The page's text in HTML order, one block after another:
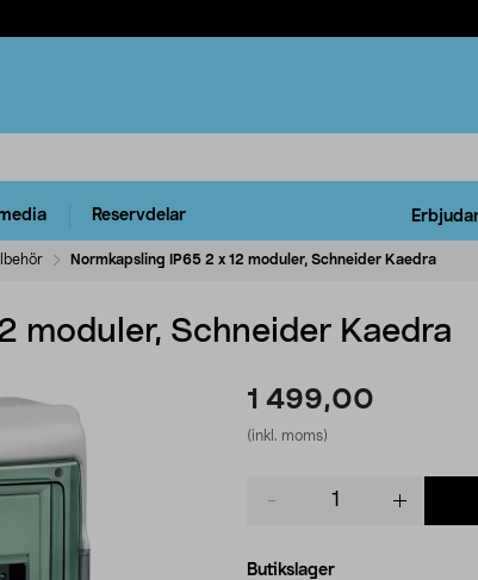
Reservdelar
Normkapsling IP65 2 x 12 moduler, Schneider Kaedra
moduler, Schneider Kaedra
1 499,00
(inkl. moms)
Butikslager